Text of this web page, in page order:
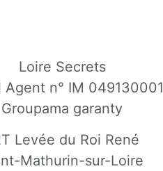
Loire Secrets
Agent n° IM 049130001
Groupama garanty
Levée du Roi René
Mathurin-sur-Loire